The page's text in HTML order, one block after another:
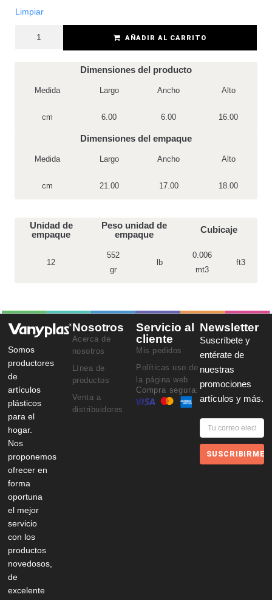
Limpiar
AÑADIR AL CARRITO
Dimensiones del producto
Medida Largo Ancho Alto
cm 6.00 6.00 16.00
Dimensiones del empaque
Medida Largo Ancho Alto
cm 21.00 17.00 18.00
Unidad de
empaque
Peso unidad de
empaque
Cubicaje
12
552
gr
lb
0.006
mt3
ft3
Somos
productores
de
artículos
plásticos
para el
hogar.
Nos
proponemos
ofrecer en
forma
oportuna
el mejor
servicio
con los
productos
novedosos,
de
excelente
Nosotros
Acerca de
nosotros
Línea de
productos
Venta a
distribuidores
Servicio al
cliente
Mis pedidos
Políticas uso de
la página web
Compra segura:
Newsletter
Suscríbete y
entérate de
nuestras
promociones
artículos y más.
SUSCRIBIRME